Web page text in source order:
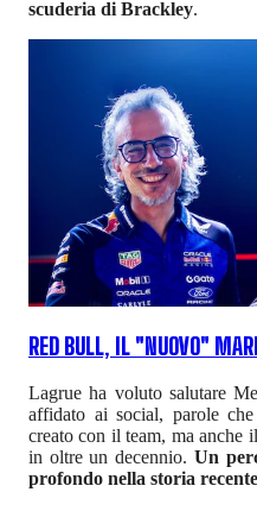
scuderia di Brackley.
RED BULL, IL "NUOVO"
Lagrue ha voluto salutare
affidato ai social, parole
creato con il team, ma anche
in oltre un decennio. Un
profondo nella storia